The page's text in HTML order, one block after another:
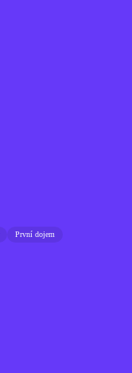
První dojem